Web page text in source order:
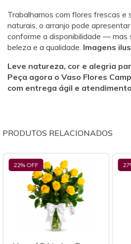
Trabalhamos com flores frescas e
naturais, o arranjo pode
conforme a disponibilidade — mas
beleza e a qualidade. Imagens
Leve natureza, cor e alegria
Peça agora o Vaso Flores
com entrega ágil e
PRODUTOS RELACIONADOS
22% OFF 27